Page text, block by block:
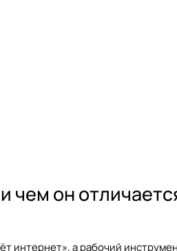
чем он
интернет», а рабочий